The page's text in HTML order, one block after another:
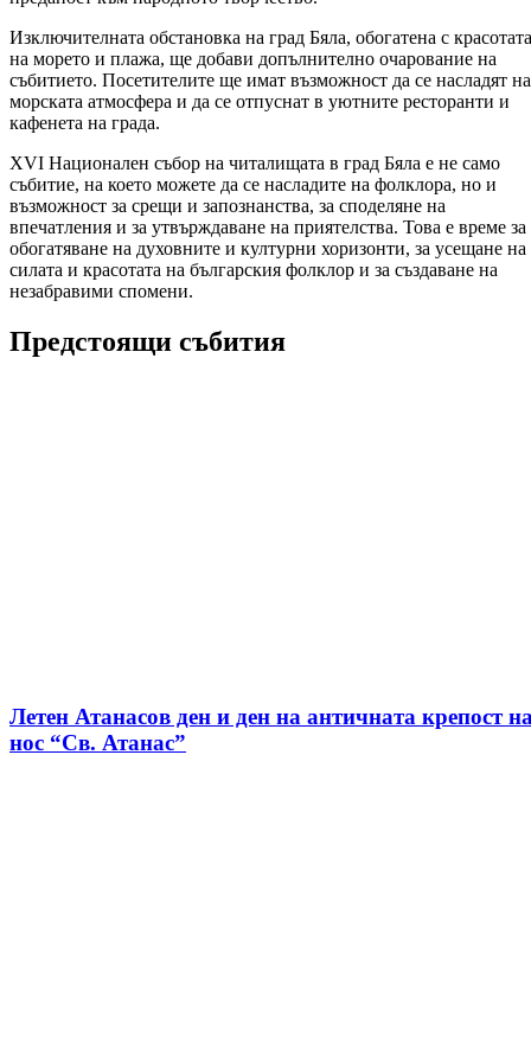
Изключителната обстановка на град Бяла, обогатена с красотата
на морето и плажа, ще добави допълнително очарование на
събитието. Посетителите ще имат възможност да се насладят на
морската атмосфера и да се отпуснат в уютните ресторанти и
кафенета на града.
XVI Национален събор на читалищата в град Бяла е не само
събитие, на което можете да се насладите на фолклора, но и
възможност за срещи и запознанства, за споделяне на
впечатления и за утвърждаване на приятелства. Това е време за
обогатяване на духовните и културни хоризонти, за усещане на
силата и красотата на българския фолклор и за създаване на
незабравими спомени.
Предстоящи събития
Летен Атанасов ден и ден на античната крепост
нос “Св. Атанас”